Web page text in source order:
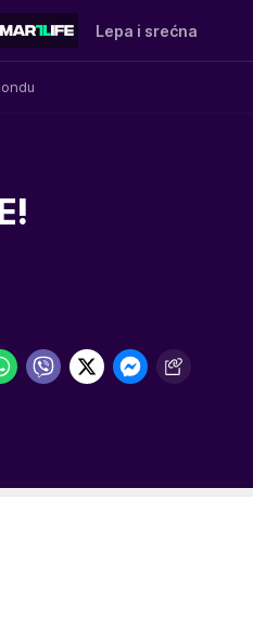
Lepa i srećna